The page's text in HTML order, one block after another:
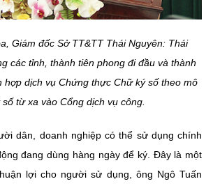
Giám đốc Sở TT&TT Thái Nguyên: Thái
các tỉnh, thành tiên phong đi đầu và thành
hợp dịch vụ Chứng thực Chữ ký số theo mô
từ xa vào Cổng dịch vụ công.
dân, doanh nghiệp có thể sử dụng chính
đang dùng hàng ngày để ký. Đây là một
lợi cho người sử dụng, ông Ngô Tuấn